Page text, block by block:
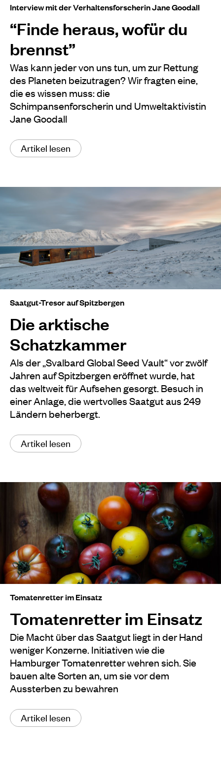
Interview mit der Verhaltensforscherin Jane Goodall
“Finde heraus, wofür du
brennst”
Was kann jeder von uns tun, um zur Rettung
des Planeten beizutragen? Wir fragten eine,
die es wissen muss: die
Schimpansenforscherin und Umweltaktivistin
Jane Goodall
Artikel lesen
Saatgut-Tresor auf Spitzbergen
Die arktische
Schatzkammer
Als der „Svalbard Global Seed Vault“ vor zwölf
Jahren auf Spitzbergen eröffnet wurde, hat
das weltweit für Aufsehen gesorgt. Besuch in
einer Anlage, die wertvolles Saatgut aus 249
Ländern beherbergt.
Artikel lesen
Tomatenretter im Einsatz
Tomatenretter im Einsatz
Die Macht über das Saatgut liegt in der Hand
weniger Konzerne. Initiativen wie die
Hamburger Tomatenretter wehren sich. Sie
bauen alte Sorten an, um sie vor dem
Aussterben zu bewahren
Artikel lesen